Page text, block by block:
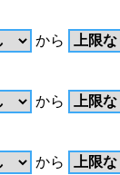
から
から
から